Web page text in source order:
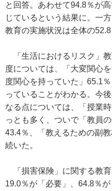
と回答。あわせて94.8％が
じているという結果に。一
教育の実施状況は全体の52.8
「生活におけるリスク」
度については、「大変関心
度関心を持っていた」65.1
っていることがわかる。今
なる点については、「授業
っとも多く、ついで「教員
43.4％、「教えるための副
続いた。
「損害保険」に関する教
19.0％が「必要」、64.8％